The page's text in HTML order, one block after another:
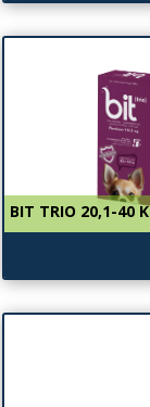
BIT TRIO 20,1-40